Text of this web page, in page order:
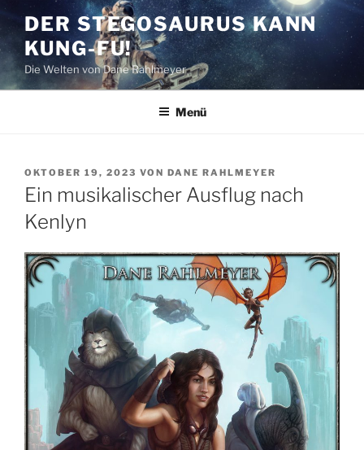
Zum
Inhalt
springen
DER STEGOSAURUS KANN
KUNG-FU!
Die Welten von Dane Rahlmeyer
Menü
VERÖFFENTLICHT
AM
OKTOBER 19, 2023 VON DANE RAHLMEYER
Ein musikalischer Ausflug nach
Kenlyn